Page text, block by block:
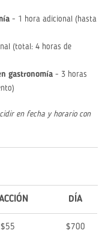
- 1 hora adicional (hasta
(total: 4 horas de
gastronomía - 3 horas
en fecha y horario con
DÍA
$55 $700